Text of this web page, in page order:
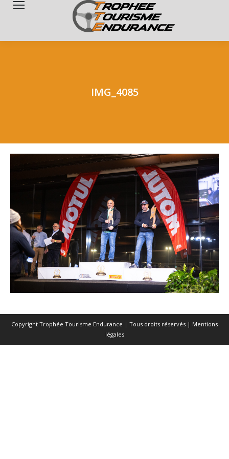
IMG_4085
Copyright Trophée Tourisme Endurance | Tous droits réservés | Mentions
légales